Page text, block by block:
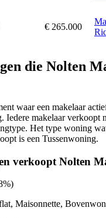
€ 265.000
die Nolten
waar een makelaar
Iedere makelaar verkoopt
Het type woning
is een Tussenwoning.
verkoopt Nolten
Maisonnette,